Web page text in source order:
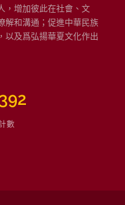
，增加彼此在社會、文
解和溝通；促進中華民族
以及爲弘揚華夏文化作出
數